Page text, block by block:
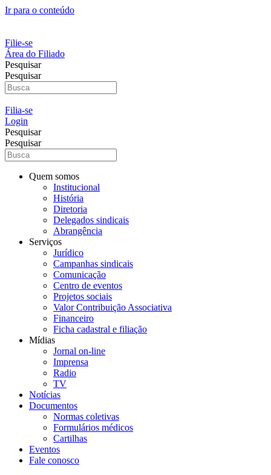
Ir para o conteúdo
Filie-se
Área do Filiado
Pesquisar
Pesquisar
Filia-se
Login
Pesquisar
Pesquisar
Quem somos
Institucional
História
Diretoria
Delegados sindicais
Abrangência
Serviços
Jurídico
Campanhas sindicais
Comunicação
Centro de eventos
Projetos sociais
Valor Contribuição Associativa
Financeiro
Ficha cadastral e filiação
Mídias
Jornal on-line
Imprensa
Radio
TV
Notícias
Documentos
Normas coletivas
Formulários médicos
Cartilhas
Eventos
Fale conosco